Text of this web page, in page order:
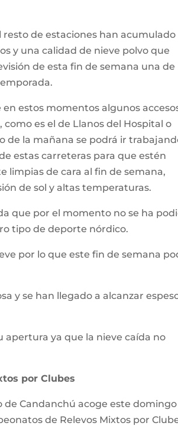
resto de estaciones han acumulado
y una calidad de nieve polvo que
de esta fin de semana una de
en estos momentos algunos
como es el de Llanos del Hospital o
de la mañana se podrá ir
estas carreteras para que estén
limpias de cara al fin de semana,
de sol y altas temperaturas.
que por el momento no se ha
tipo de deporte nórdico.
por lo que este fin de semana
y se han llegado a alcanzar
apertura ya que la nieve caída no
por Clubes
de Candanchú acoge este
de Relevos Mixtos por